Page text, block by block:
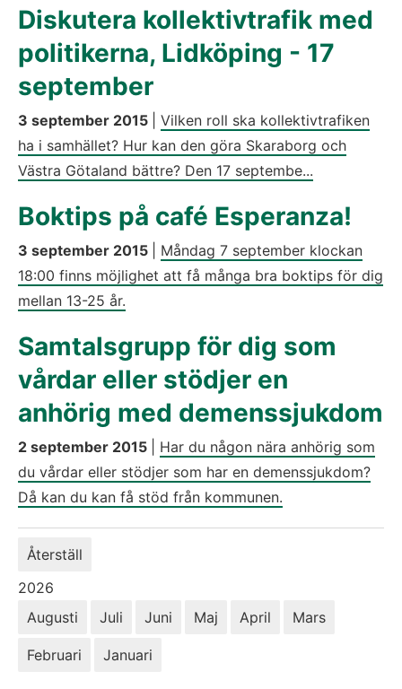
Diskutera kollektivtrafik med
politikerna, Lidköping - 17
september
3 september 2015
Vilken roll ska kollektivtrafiken
ha i samhället? Hur kan den göra Skaraborg och
Västra Götaland bättre? Den 17 septembe...
Boktips på café Esperanza!
3 september 2015
Måndag 7 september klockan
18:00 finns möjlighet att få många bra boktips för dig
mellan 13-25 år.
Samtalsgrupp för dig som
vårdar eller stödjer en
anhörig med demenssjukdom
2 september 2015
Har du någon nära anhörig som
du vårdar eller stödjer som har en demenssjukdom?
Då kan du kan få stöd från kommunen.
Återställ
År:
2026
Augusti
Juli Juni Maj April Mars
Februari Januari